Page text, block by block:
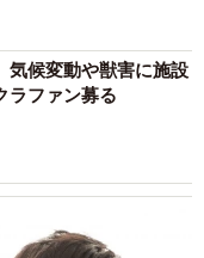
候変動や獣害に施設
ファン募る